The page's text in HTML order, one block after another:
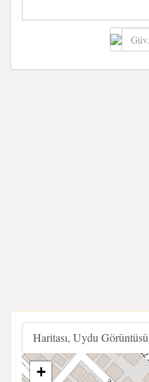
Haritası, Uydu Görüntüsü
+